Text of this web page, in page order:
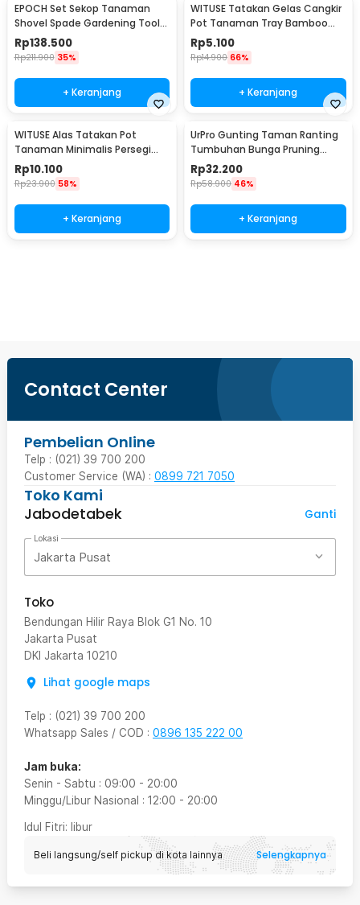
EPOCH Set Sekop Tanaman
Shovel Spade Gardening Tools
10 PCS - LXY55
Rp138.500
Rp211.900 35%
+ Keranjang
WITUSE Tatakan Gelas Cangkir
Pot Tanaman Tray Bamboo
Coaster 85mm - EQF301
Rp5.100
Rp14.900 66%
+ Keranjang
WITUSE Alas Tatakan Pot
Tanaman Minimalis Persegi
Panjang Bamboo Tray
175x88x10mm - EQF301
Rp10.100
Rp23.900 58%
+ Keranjang
UrPro Gunting Taman Ranting
Tumbuhan Bunga Pruning
Scissors 25mm - SK5
Rp32.200
Rp58.900 46%
+ Keranjang
Contact Center
Pembelian Online
Telp : (021) 39 700 200
Customer Service (WA) : 0899 721 7050
Toko Kami
Jabodetabek
Ganti
Lokasi
Jakarta Pusat
Toko
Bendungan Hilir Raya Blok G1 No. 10
Jakarta Pusat
DKI Jakarta 10210
Lihat google maps
Telp : (021) 39 700 200
Whatsapp Sales / COD : 0896 135 222 00
Jam buka:
Senin - Sabtu : 09:00 - 20:00
Minggu/Libur Nasional : 12:00 - 20:00
Idul Fitri: libur
Beli langsung/self pickup di kota lainnya Selengkapnya